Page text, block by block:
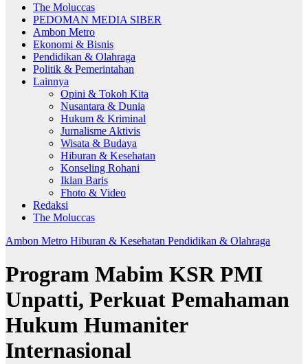
The Moluccas
PEDOMAN MEDIA SIBER
Ambon Metro
Ekonomi & Bisnis
Pendidikan & Olahraga
Politik & Pemerintahan
Lainnya
Opini & Tokoh Kita
Nusantara & Dunia
Hukum & Kriminal
Jurnalisme Aktivis
Wisata & Budaya
Hiburan & Kesehatan
Konseling Rohani
Iklan Baris
Fhoto & Video
Redaksi
The Moluccas
Ambon Metro Hiburan & Kesehatan Pendidikan & Olahraga
Program Mabim KSR PMI
Unpatti, Perkuat Pemahaman
Hukum Humaniter
Internasional